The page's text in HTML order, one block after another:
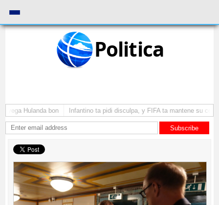
Politica
yega Hulanda bon Infantino ta pidi disculpa, y FIFA ta mantene su como
Subscribe